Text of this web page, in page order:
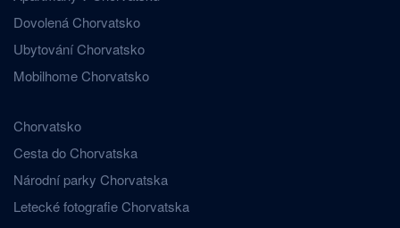
Dovolená Chorvatsko
Ubytování Chorvatsko
Mobilhome Chorvatsko
Chorvatsko
Cesta do Chorvatska
Národní parky Chorvatska
Letecké fotografie Chorvatska